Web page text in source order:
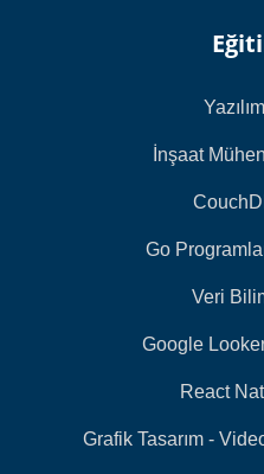
İnşaat
Go
Veri
Google
React
Grafik Tasarım -